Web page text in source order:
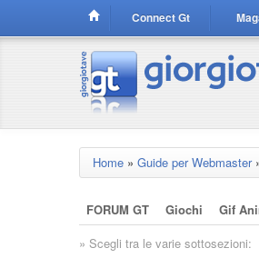
Connect Gt
Home » Guide per Webmaster
FORUM GT Giochi Gif
» Scegli tra le varie sottosezioni: